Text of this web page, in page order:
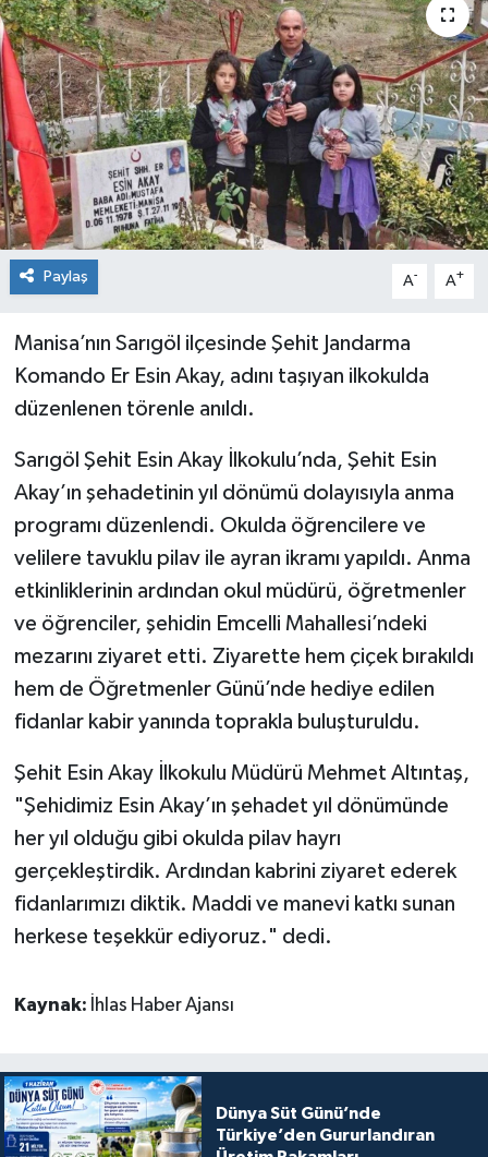
Paylaş A- A+
Manisa’nın Sarıgöl ilçesinde Şehit Jandarma
Komando Er Esin Akay, adını taşıyan ilkokulda
düzenlenen törenle anıldı.
Sarıgöl Şehit Esin Akay İlkokulu’nda, Şehit Esin
Akay’ın şehadetinin yıl dönümü dolayısıyla anma
programı düzenlendi. Okulda öğrencilere ve
velilere tavuklu pilav ile ayran ikramı yapıldı. Anma
etkinliklerinin ardından okul müdürü, öğretmenler
ve öğrenciler, şehidin Emcelli Mahallesi’ndeki
mezarını ziyaret etti. Ziyarette hem çiçek bırakıldı
hem de Öğretmenler Günü’nde hediye edilen
fidanlar kabir yanında toprakla buluşturuldu.
Şehit Esin Akay İlkokulu Müdürü Mehmet Altıntaş,
"Şehidimiz Esin Akay’ın şehadet yıl dönümünde
her yıl olduğu gibi okulda pilav hayrı
gerçekleştirdik. Ardından kabrini ziyaret ederek
fidanlarımızı diktik. Maddi ve manevi katkı sunan
herkese teşekkür ediyoruz." dedi.
Kaynak: İhlas Haber Ajansı
Dünya Süt Günü’nde
Türkiye’den Gururlandıran